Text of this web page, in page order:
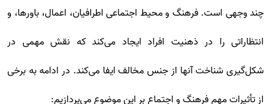
چند وجهی است. فرهنگ و محیط اجتماعی اطرافیان، اعمال، باورها، و
انتظاراتی را در ذهنیت افراد ایجاد می‌کند که نقش مهمی در
شکل‌گیری شناخت آنها از جنس مخالف ایفا می‌کند. در ادامه به برخی
از تأثیرات مهم فرهنگ و اجتماع بر این موضوع می‌پردازیم: